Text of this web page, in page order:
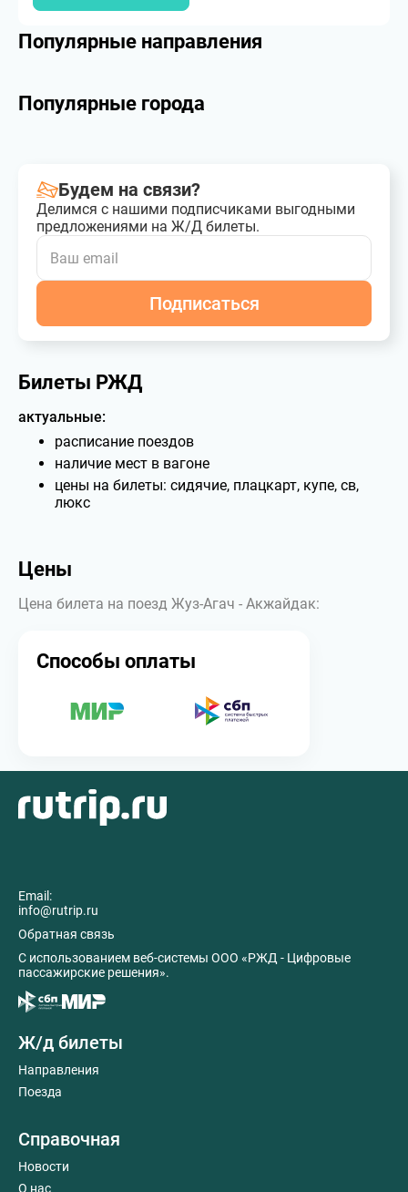
Популярные направления
Популярные города
Будем на связи?
Делимся с нашими подписчиками выгодными
предложениями на Ж/Д билеты.
Подписаться
Билеты РЖД
актуальные:
расписание поездов
наличие мест в вагоне
цены на билеты: сидячие, плацкарт, купе, св,
люкс
Цены
Цена билета на поезд Жуз-Агач - Акжайдак:
Способы оплаты
Email:
info@rutrip.ru
Обратная связь
C использованием веб-системы ООО «РЖД - Цифровые
пассажирские решения».
Ж/д билеты
Направления
Поезда
Справочная
Новости
О нас